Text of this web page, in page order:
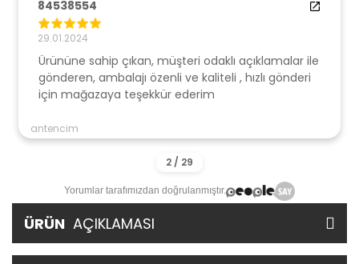
84538554
29.01.2024
Ürününe sahip çıkan, müşteri odaklı açıklamalar ile
gönderen, ambalajı özenli ve kaliteli , hızlı gönderi
için mağazaya teşekkür ederim
antencim
Yorumlar tarafımızdan doğrulanmıştır.
ÜRÜN AÇIKLAMASI